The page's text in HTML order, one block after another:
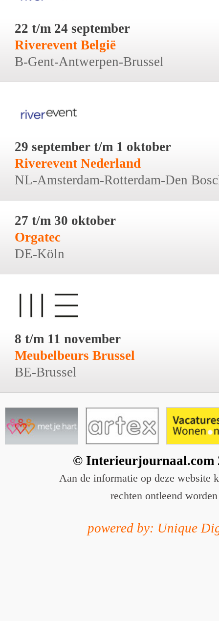
22 t/m 24 september
Riverevent België
B-Gent-Antwerpen-Brussel
29 september t/m 1 oktober
Riverevent Nederland
NL-Amsterdam-Rotterdam-Den
27 t/m 30 oktober
Orgatec
DE-Köln
8 t/m 11 november
Meubelbeurs Brussel
BE-Brussel
© Interieurjournaal.com
Aan de informatie op deze website
rechten ontleend worden
powered by: Unique